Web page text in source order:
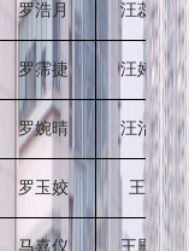
罗浩月 汪蕊晔
罗霈捷 汪婷峰
罗婉晴 汪治平
罗玉姣 王奥
马嘉仪 王殿超